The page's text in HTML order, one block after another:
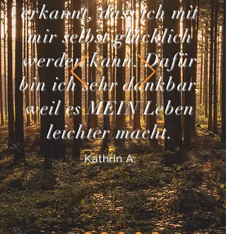
erkannt, dass ich mit
mir selbst glücklich
werden kann. Dafür
bin ich sehr dankbar,
weil es MEIN Leben
leichter macht.
Kathrin A.